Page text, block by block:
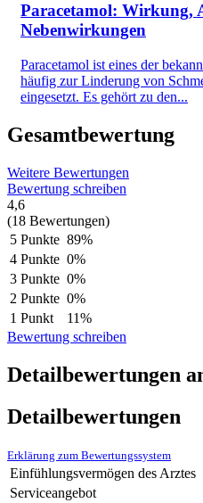
Paracetamol: Wirkung,
Nebenwirkungen
Paracetamol ist eines der
häufig zur Linderung von
eingesetzt. Es gehört zu den...
Gesamtbewertung
Weitere Bewertungen
Bewertung schreiben
4,6
(18 Bewertungen)
5 Punkte 89%
4 Punkte 0%
3 Punkte 0%
2 Punkte 0%
1 Punkt
11%
Bewertung schreiben
Detailbewertungen
Detailbewertungen
Erklärung zum Bewertungssystem
Einfühlungsvermögen des Arztes
Serviceangebot